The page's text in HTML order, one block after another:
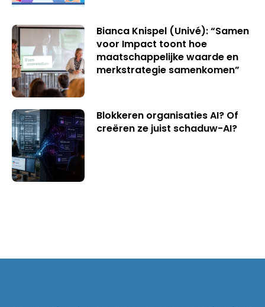
Bianca Knispel (Univé): “Samen
voor Impact toont hoe
maatschappelijke waarde en
merkstrategie samenkomen”
Blokkeren organisaties AI? Of
creëren ze juist schaduw-AI?